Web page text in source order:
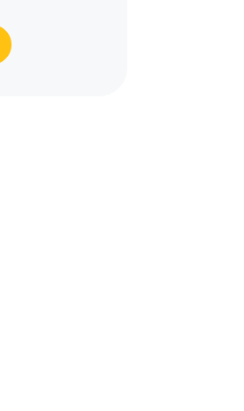
Omgeving - lokale economie